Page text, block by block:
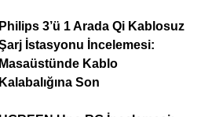
Philips 3’ü 1 Arada Qi Kablosuz
İstasyonu İncelemesi:
Masaüstünde Kablo
Kalabalığına Son